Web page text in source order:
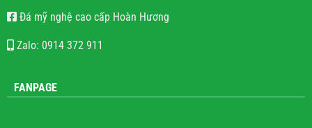
Làng Nghề Đá Ninh Vân- Hoa Lư- Ninh Bình
Đá mỹ nghệ cao cấp Hoàn Hương